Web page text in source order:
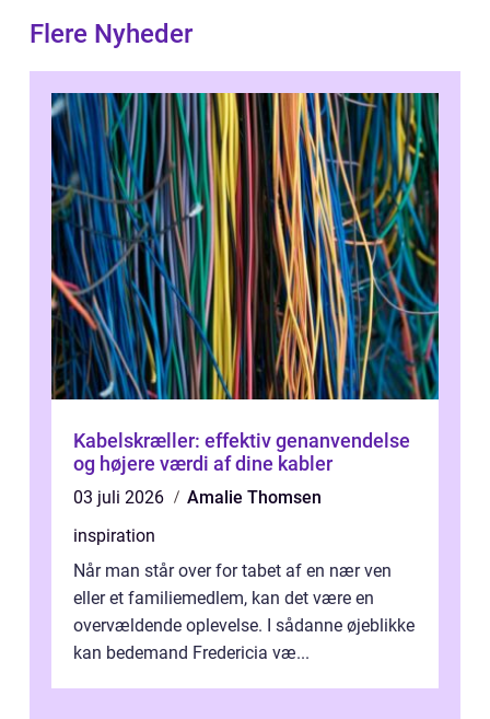
Flere Nyheder
Kabelskræller: effektiv genanvendelse
og højere værdi af dine kabler
03 juli 2026
Amalie Thomsen
inspiration
Når man står over for tabet af en nær ven
eller et familiemedlem, kan det være en
overvældende oplevelse. I sådanne øjeblikke
kan bedemand Fredericia væ...